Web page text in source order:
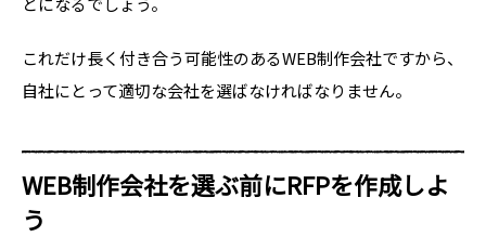
これだけ長く付き合う可能性のあるWEB制作会社ですから、
自社にとって適切な会社を選ばなければなりません。
WEB制作会社を選ぶ前にRFPを作成しよ
う